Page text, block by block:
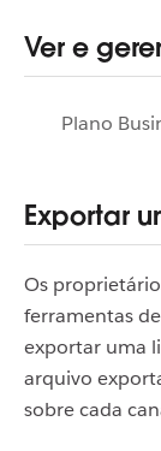
Ver e
Plano
Exportar
Os
ferramentas
exportar uma
arquivo
sobre cada